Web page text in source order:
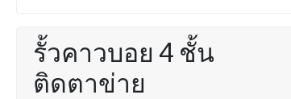
รั้วคาวบอย 4 ชั้น
ติดตาข่าย